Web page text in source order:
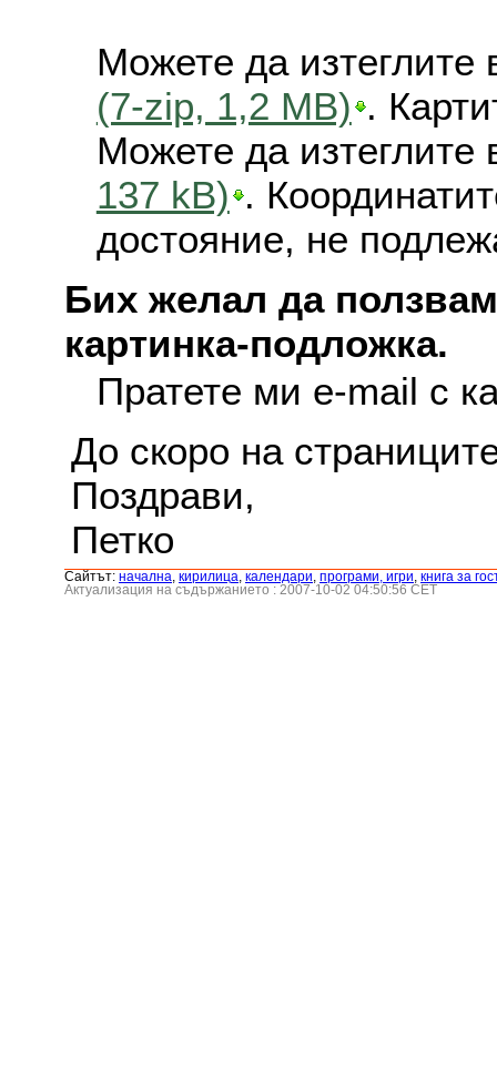
Можете да изтеглите
(7-zip, 1,2 MB) .
Можете да изтеглите
137 kB) .
достояние, не
Бих желал да
картинка-подложка.
Пратете ми e-mail с
До скоро на
Поздрави,
Петко
Сайтът: началнa кирилица календари програми, игри книга за
Актуализация на съдържанието : 2007-10-02 04:50:56 CET